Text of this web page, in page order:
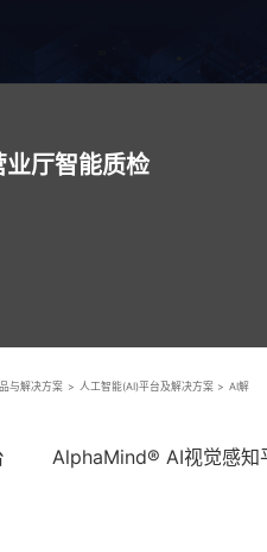
厅智能质检
与解决方案 > 人工智能(AI)平台及解决方案 > AI解
AlphaMind® AI视觉感知